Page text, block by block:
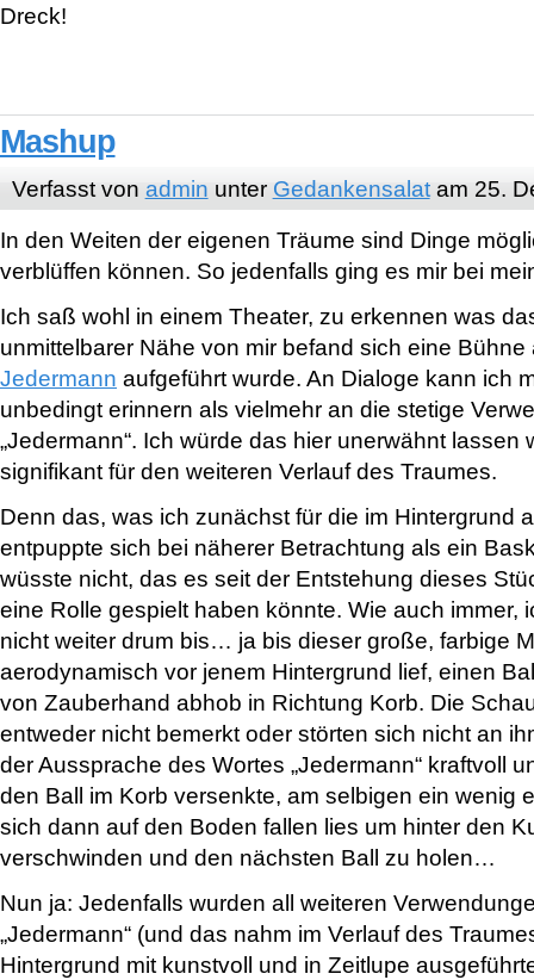
Dreck!
Mashup
Verfasst von admin unter Gedankensalatam 25.
In den Weiten der eigenen Träume sind Dinge
verblüffen können. So jedenfalls ging es mir bei
Ich saß wohl in einem Theater, zu erkennen was
unmittelbarer Nähe von mir befand sich eine
Jedermann aufgeführt wurde. An Dialoge kann ich
unbedingt erinnern als vielmehr an die stetige
„Jedermann“. Ich würde das hier unerwähnt lassen
signifikant für den weiteren Verlauf des Traumes.
Denn das, was ich zunächst für die im Hintergrund
entpuppte sich bei näherer Betrachtung als ein
wüsste nicht, das es seit der Entstehung dieses
eine Rolle gespielt haben könnte. Wie auch immer,
nicht weiter drum bis… ja bis dieser große, farbige
aerodynamisch vor jenem Hintergrund lief, einen
von Zauberhand abhob in Richtung Korb. Die
entweder nicht bemerkt oder störten sich nicht an
der Aussprache des Wortes „Jedermann“ kraftvoll
den Ball im Korb versenkte, am selbigen ein wenig
sich dann auf den Boden fallen lies um hinter den
verschwinden und den nächsten Ball zu holen…
Nun ja: Jedenfalls wurden all weiteren
„Jedermann“ (und das nahm im Verlauf des
Hintergrund mit kunstvoll und in Zeitlupe